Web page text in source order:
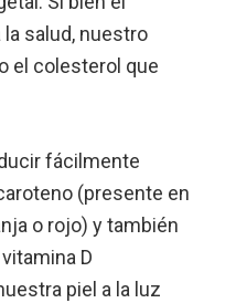
salud, nuestro
el colesterol que
fácilmente
(presente en
o rojo) y también
D
piel a la luz